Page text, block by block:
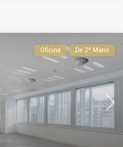
Oficina De 2ª Mano